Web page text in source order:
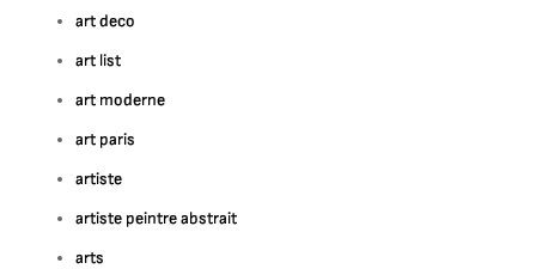
art deco
art list
art moderne
art paris
artiste
artiste peintre abstrait
arts